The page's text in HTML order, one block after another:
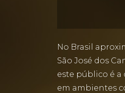
No Brasil
São José dos
este público é
em ambientes